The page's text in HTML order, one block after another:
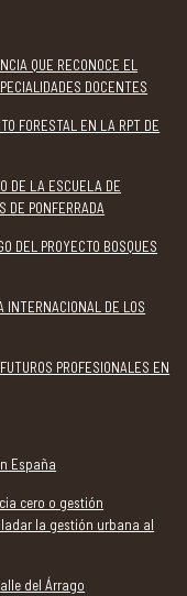
QUE RECONOCE EL
DOCENTES
FORESTAL EN LA RPT DE
DE LA ESCUELA DE
DE PONFERRADA
DEL PROYECTO BOSQUES
INTERNACIONAL DE LOS
PROFESIONALES EN
España
cero o gestión
la gestión urbana al
del Árrago